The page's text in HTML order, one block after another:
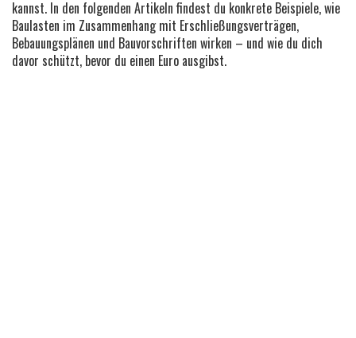
kannst. In den folgenden Artikeln findest du konkrete Beispiele, wie
Baulasten im Zusammenhang mit Erschließungsverträgen,
Bebauungsplänen und Bauvorschriften wirken – und wie du dich
davor schützt, bevor du einen Euro ausgibst.